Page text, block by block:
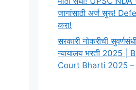
जागांसाठी अर्ज सुरू!
करा!
सरकारी नोकरीची
न्यायालय भरती 2025 |
Court Bharti 2025 –